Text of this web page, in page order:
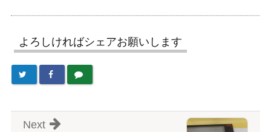
よろしければシェアお願いします
Next